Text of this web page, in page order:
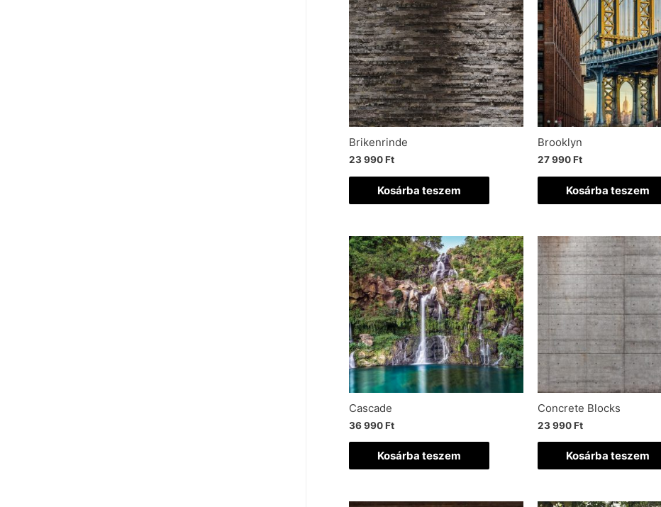
Brikenrinde
23 990Ft
Kosárba teszem
Brooklyn
27 990Ft
Kosárba teszem
Cascade
36 990Ft
Kosárba teszem
Concrete Blocks
23 990Ft
Kosárba teszem